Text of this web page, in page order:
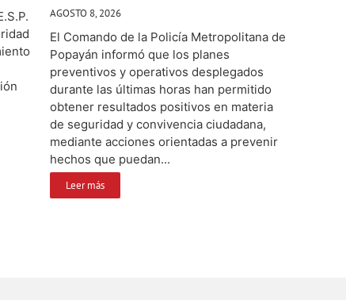
AGOSTO 8, 2026
El Comando de la Policía Metropolitana de
Popayán informó que los planes
preventivos y operativos desplegados
durante las últimas horas han permitido
obtener resultados positivos en materia
de seguridad y convivencia ciudadana,
mediante acciones orientadas a prevenir
hechos que puedan...
Leer más